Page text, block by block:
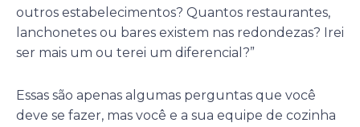
outros estabelecimentos? Quantos restaurantes,
lanchonetes ou bares existem nas redondezas? Irei
ser mais um ou terei um diferencial?”
Essas são apenas algumas perguntas que você
deve se fazer, mas você e a sua equipe de cozinha